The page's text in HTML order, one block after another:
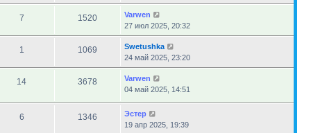
7 1520
Varwen
27 июл 2025, 20:32
1 1069
Swetushka
24 май 2025, 23:20
14 3678
Varwen
04 май 2025, 14:51
6 1346
Эстер
19 апр 2025, 19:39